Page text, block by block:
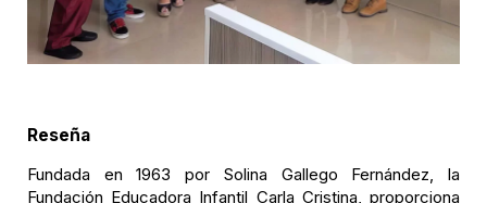
Reseña
Fundada en 1963 por Solina Gallego Fernández, la
Fundación Educadora Infantil Carla Cristina, proporciona